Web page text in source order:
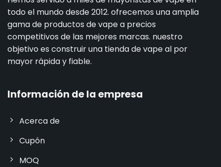
todo el mundo desde 2012. ofrecemos una amplia
gama de productos de vape a precios
competitivos de las mejores marcas. nuestro
objetivo es construir una tienda de vape al por
mayor rápida y fiable.
Información de la empresa
Acerca de
Cupón
MOQ